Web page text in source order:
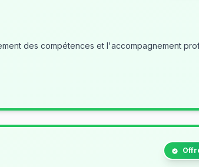
des compétences et l'accompagnement